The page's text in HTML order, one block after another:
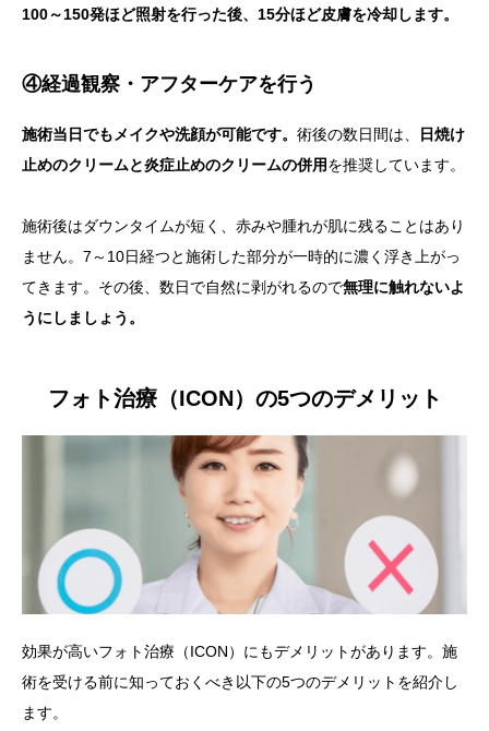
100～150発ほど照射を行った後、15分ほど皮膚を冷却します。
④経過観察・アフターケアを行う
施術当日でもメイクや洗顔が可能です。 術後の数日間は、
日焼け
止めのクリームと炎症止めのクリームの併用を推奨しています。
施術後はダウンタイムが短く、赤みや腫れが肌に残ることはあり
ません。7～10日経つと施術した部分が一時的に濃く浮き上がっ
てきます。その後、数日で自然に剥がれるので無理に触れないよ
うにしましょう。
フォト治療（ICON）の5つのデメリット
効果が高いフォト治療（ICON）にもデメリットがあります。施
術を受ける前に知っておくべき以下の5つのデメリットを紹介し
ます。